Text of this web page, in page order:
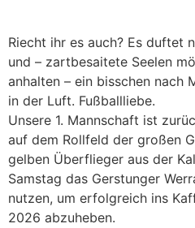
Riecht ihr es auch? Es duftet
und – zartbesaitete Seelen
anhalten – ein bisschen nach
in der Luft. Fußballliebe.
Unsere 1. Mannschaft ist
auf dem Rollfeld der großen
gelben Überflieger aus der
Samstag das Gerstunger
nutzen, um erfolgreich ins
2026 abzuheben.